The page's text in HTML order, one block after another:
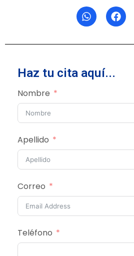
Haz tu cita aquí...
Nombre
Apellido
Correo
Teléfono